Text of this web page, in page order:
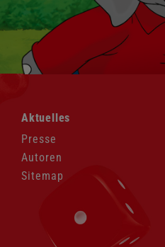
Navigation
überspringen
Aktuelles
Presse
Autoren
Sitemap